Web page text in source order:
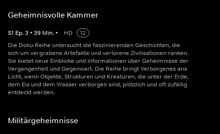
Geheimnisvolle Kammer
S1 Ep.3 • 39 Min. • HD
12
Die Doku-Reihe untersucht die faszinierenden Geschichten, die
sich um vergrabene Artefakte und verlorene Zivilisationen ranken.
Sie bietet neue Einblicke und Informationen über Geheimnisse der
Vergangenheit und Gegenwart. Die Reihe bringt Verborgenes ans
Licht, wenn Objekte, Strukturen und Kreaturen, die unter der Erde,
dem Eis und dem Wasser verborgen sind, plötzlich und oft zufällig
entdeckt werden.
Militärgeheimnisse